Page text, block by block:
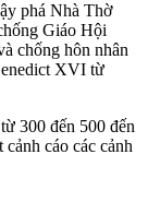
phá Nhà Thờ
Giáo Hội
chống hôn nhân
XVI từ
300 đến 500 đến
cáo các cảnh